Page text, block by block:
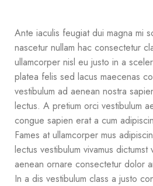
Ante iaculis feugiat dui magna mi
nascetur nullam hac consectetur
ullamcorper nisl eu justo in a
platea felis sed lacus maecenas
vestibulum ad aenean nostra
lectus. A pretium orci vestibulum
congue sapien erat a cum
Fames at ullamcorper mus
lectus vestibulum vivamus dictumst
aenean ornare consectetur dolor
In a dis vestibulum class a justo